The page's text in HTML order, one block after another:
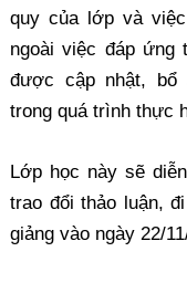
quy của lớp và
ngoài việc đáp ứng
được cập nhật, bổ
trong quá trình thực
Lớp học này sẽ
trao đổi thảo luận,
giảng vào ngày 22/